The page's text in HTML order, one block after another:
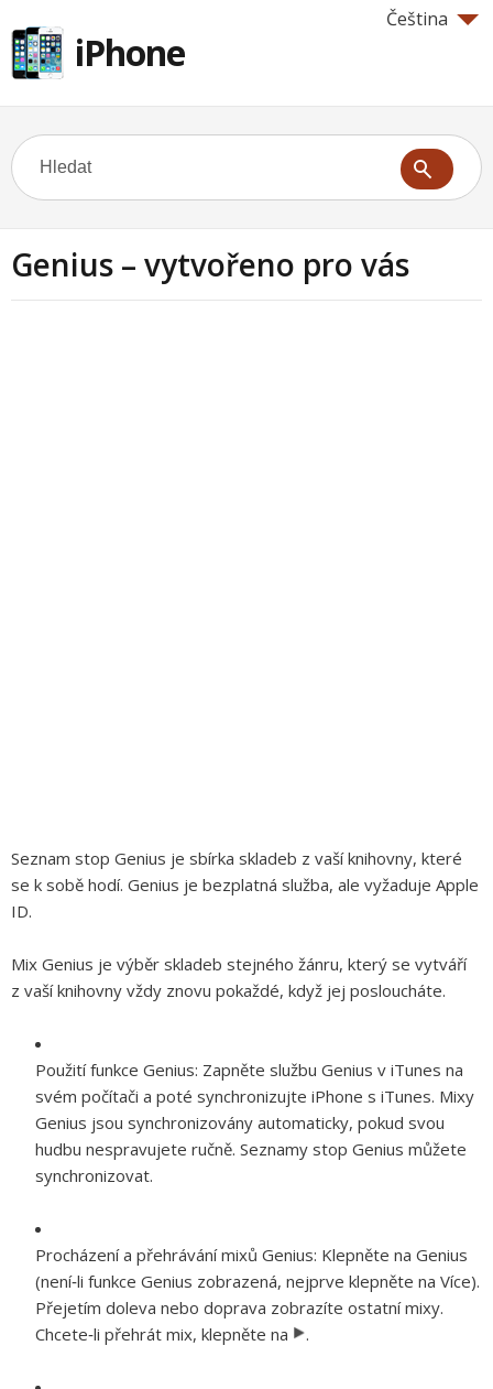
Čeština
iPhone
Genius – vytvořeno pro vás
Seznam stop Genius je sbírka skladeb z vaší knihovny, které
se k sobě hodí. Genius je bezplatná služba, ale vyžaduje Apple
ID.
Mix Genius je výběr skladeb stejného žánru, který se vytváří
z vaší knihovny vždy znovu pokaždé, když jej posloucháte.
Použití funkce Genius: Zapněte službu Genius v iTunes na
svém počítači a poté synchronizujte iPhone s iTunes. Mixy
Genius jsou synchronizovány automaticky, pokud svou
hudbu nespravujete ručně. Seznamy stop Genius můžete
synchronizovat.
Procházení a přehrávání mixů Genius: Klepněte na Genius
(není‑li funkce Genius zobrazená, nejprve klepněte na Více).
Přejetím doleva nebo doprava zobrazíte ostatní mixy.
Chcete‑li přehrát mix, klepněte na
.